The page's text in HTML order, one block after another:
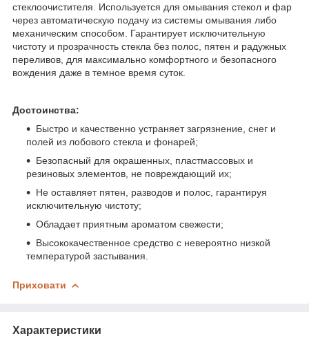
стеклоочистителя. Используется для омывания стекол и фар
через автоматическую подачу из системы омывания либо
механическим способом. Гарантирует исключительную
чистоту и прозрачность стекла без полос, пятен и радужных
переливов, для максимально комфортного и безопасного
вождения даже в темное время суток.
Достоинства:
Быстро и качественно устраняет загрязнение, снег и
полей из лобового стекла и фонарей;
Безопасный для окрашенных, пластмассовых и
резиновых элементов, не повреждающий их;
Не оставляет пятен, разводов и полос, гарантируя
исключительную чистоту;
Обладает приятным ароматом свежести;
Высококачественное средство с невероятно низкой
температурой застывания.
Приховати
Характеристики